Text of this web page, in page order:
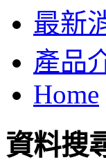
最新
產品
Home
資料搜